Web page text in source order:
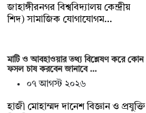
‎জাহাঙ্গীরনগর বিশ্ববিদ্যালয় কেন্দ্রীয়
শিদ) সামাজিক যোগাযোগম…
মাটি ও আবহাওয়ার তথ্য বিশ্লেষণ করে কোন
ফসল চাষ করবেন জানাবে …
০৭ আগস্ট ২০২৬
হাজী মোহাম্মদ দানেশ বিজ্ঞান ও প্রযুক্তি